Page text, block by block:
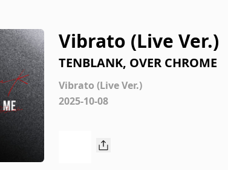
Vibrato (Live Ver.)
TENBLANK, OVER CHROME
Vibrato (Live Ver.)
2025-10-08